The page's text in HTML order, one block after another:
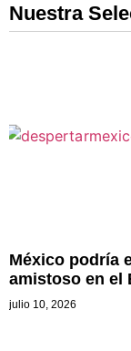
Nuestra
México podría
amistoso en el
julio 10, 2026